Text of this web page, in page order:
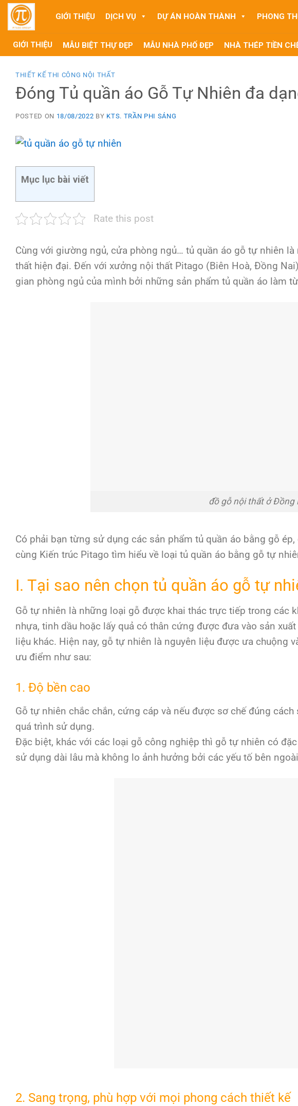
Skip
content
GIỚI THIỆU DỊCH VỤ DỰ ÁN HOÀN THÀNH PHONG
GIỚI THIỆU MẪU BIỆT THỰ ĐẸP MẪU NHÀ PHỐ ĐẸP NHÀ THÉP TIỀN
THIẾT KẾ THI CÔNG NỘI THẤT
Đóng Tủ quần áo Gỗ Tự Nhiên đa
POSTED ON 18/08/2022 BY KTS. TRẦN PHI SÁNG
Mục lục bài viết
Rate this post
Cùng với giường ngủ, cửa phòng ngủ… tủ quần áo gỗ tự nhiên
thất hiện đại. Đến với xưởng nội thất Pitago (Biên Hoà, Đồng
gian phòng ngủ của mình bởi những sản phẩm tủ quần áo làm
đồ gỗ nội thất ở Đồng
Có phải bạn từng sử dụng các sản phẩm tủ quần áo bằng gỗ
cùng Kiến trúc Pitago tìm hiểu về loại tủ quần áo bằng gỗ tự
I. Tại sao nên chọn tủ quần áo gỗ tự
Gỗ tự nhiên là những loại gỗ được khai thác trực tiếp trong các
nhựa, tinh dầu hoặc lấy quả có thân cứng được đưa vào sản
liệu khác. Hiện nay, gỗ tự nhiên là nguyên liệu được ưa chuộng
ưu điểm như sau:
1. Độ bền cao
Gỗ tự nhiên chắc chắn, cứng cáp và nếu được sơ chế đúng
quá trình sử dụng.
Đặc biệt, khác với các loại gỗ công nghiệp thì gỗ tự nhiên có
sử dụng dài lâu mà không lo ảnh hưởng bởi các yếu tố bên
2. Sang trọng, phù hợp với mọi phong cách thiết kế